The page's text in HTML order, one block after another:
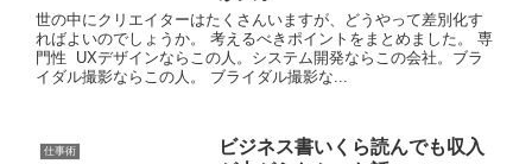
世の中にクリエイターはたくさんいますが、どうやって差別化す
ればよいのでしょうか。 考えるべきポイントをまとめました。 専
門性 UXデザインならこの人。システム開発ならこの会社。ブラ
イダル撮影ならこの人。 ブライダル撮影な...
仕事術
ビジネス書いくら読んでも収入